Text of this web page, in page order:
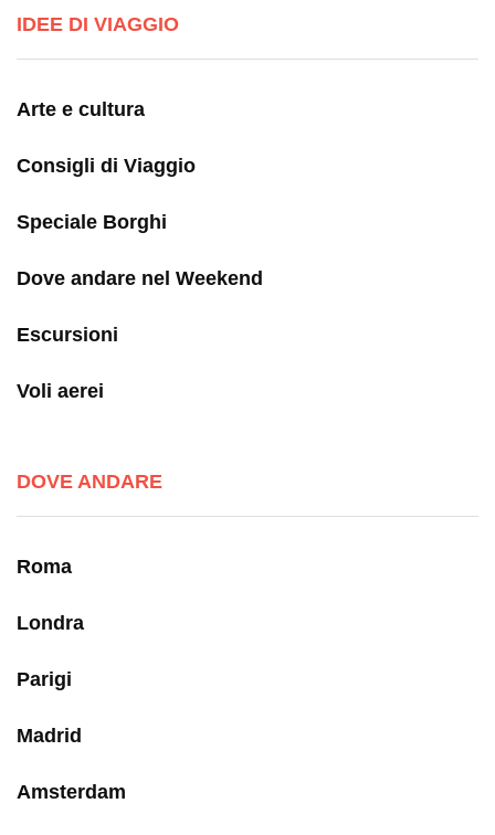
IDEE DI VIAGGIO
Arte e cultura
Consigli di Viaggio
Speciale Borghi
Dove andare nel Weekend
Escursioni
Voli aerei
DOVE ANDARE
Roma
Londra
Parigi
Madrid
Amsterdam